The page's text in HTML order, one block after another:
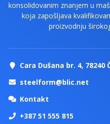
konsolidovanim znanjem u
koja zapošljava
proizvodnju
Cara Dušana br. 4, 78240
steelform@blic.net
Kontakt
+387 51 555 815